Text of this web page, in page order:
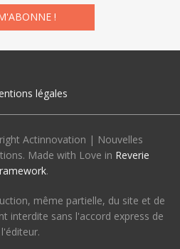
légales
Actinnovation | Nouvelles
Made with Love in Reverie
.
même partielle, du site et de
interdite sans l'accord express de
l'éditeur.